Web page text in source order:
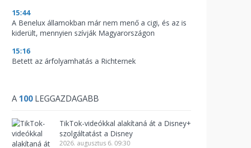
15:44
A Benelux államokban már nem menő a cigi, és az is
kiderült, mennyien szívják Magyarországon
15:16
Betett az árfolyamhatás a Richternek
A 100 LEGGAZDAGABB
TikTok-videókkal alakítaná át a Disney+
szolgáltatást a Disney
2026. augusztus 6. 09:30